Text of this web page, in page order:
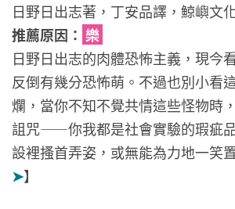
日野日出志著，丁安品譯，鯨嶼文
推薦原因： 樂
日野日出志的肉體恐怖主義，現今
反倒有幾分恐怖萌。不過也別小看
爛，當你不知不覺共情這些怪物時
詛咒——你我都是社會實驗的瑕疵
設裡搔首弄姿，或無能為力地一笑
➤】